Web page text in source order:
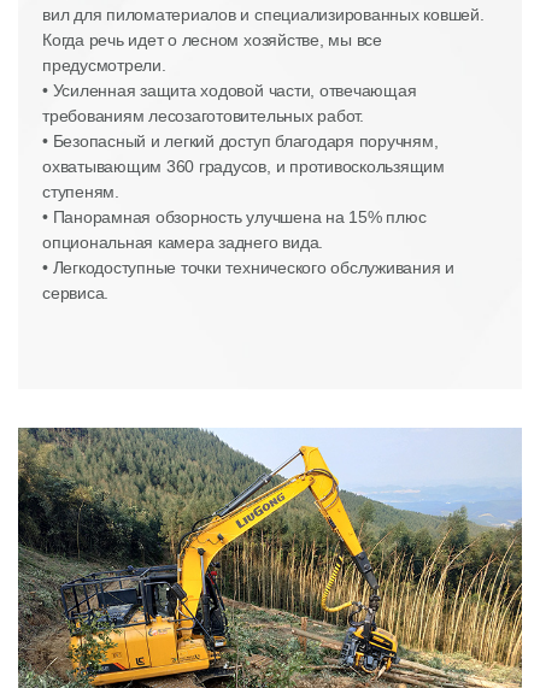
вил для пиломатериалов и специализированных ковшей.
Когда речь идет о лесном хозяйстве, мы все
предусмотрели.
• Усиленная защита ходовой части, отвечающая
требованиям лесозаготовительных работ.
• Безопасный и легкий доступ благодаря поручням,
охватывающим 360 градусов, и противоскользящим
ступеням.
• Панорамная обзорность улучшена на 15% плюс
опциональная камера заднего вида.
• Легкодоступные точки технического обслуживания и
сервиса.